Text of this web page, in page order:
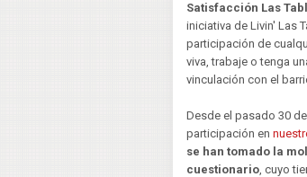
Satisfacción Las
iniciativa de Livin' Las
participación de
viva, trabaje o tenga
vinculación con el
Desde el pasado 30
participación en
se han tomado la
cuestionario, cuyo